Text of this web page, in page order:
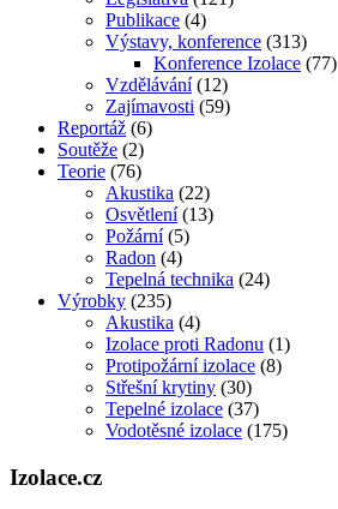
Publikace (4)
Výstavy, konference (313)
Konference Izolace (77)
Vzdělávání (12)
Zajímavosti (59)
Reportáž (6)
Soutěže (2)
Teorie (76)
Akustika (22)
Osvětlení (13)
Požární (5)
Radon (4)
Tepelná technika (24)
Výrobky (235)
Akustika (4)
Izolace proti Radonu (1)
Protipožární izolace (8)
Střešní krytiny (30)
Tepelné izolace (37)
Vodotěsné izolace (175)
Izolace.cz